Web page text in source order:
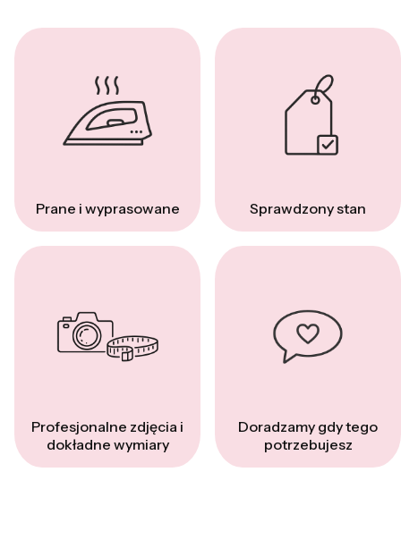
Prane i wyprasowane Sprawdzony stan
Profesjonalne zdjęcia i
dokładne wymiary
Doradzamy gdy tego
potrzebujesz